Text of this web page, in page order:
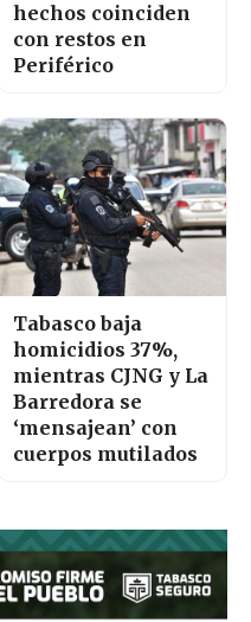
hechos coinciden
con restos en
Periférico
Tabasco baja
homicidios 37%,
mientras CJNG y La
Barredora se
‘mensajean’ con
cuerpos mutilados